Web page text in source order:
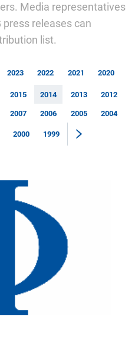
Media representatives
press releases can
list.
2023 2022 2021 2020
2015 2014 2013 2012
2007 2006 2005 2004
2000 1999